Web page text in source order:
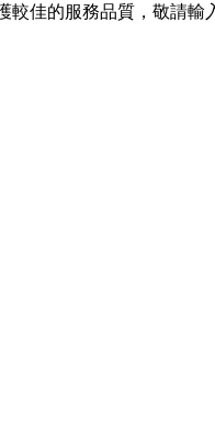
佳的服務品質，敬請輸